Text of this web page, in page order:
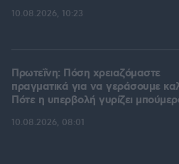
10.08.2026, 10:23
Πρωτεΐνη: Πόση χρειαζόμαστε
πραγματικά για να γεράσουμε
Πότε η υπερβολή γυρίζει
10.08.2026, 08:01